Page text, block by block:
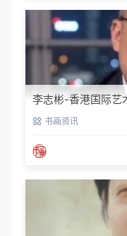
李志彬-香港国际艺
书画资讯